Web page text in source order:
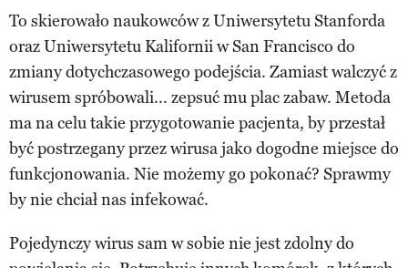
To skierowało naukowców z Uniwersytetu Stanforda
oraz Uniwersytetu Kalifornii w San Francisco do
zmiany dotychczasowego podejścia. Zamiast walczyć z
wirusem spróbowali... zepsuć mu plac zabaw. Metoda
ma na celu takie przygotowanie pacjenta, by przestał
być postrzegany przez wirusa jako dogodne miejsce do
funkcjonowania. Nie możemy go pokonać? Sprawmy
by nie chciał nas infekować.
Pojedynczy wirus sam w sobie nie jest zdolny do